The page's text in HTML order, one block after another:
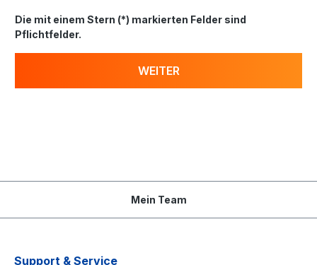
Die mit einem Stern (*) markierten Felder sind
Pflichtfelder.
WEITER
Mein Team
Support & Service